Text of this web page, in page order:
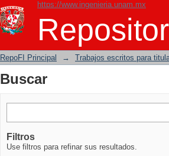
https://www.ingenieria.unam.mx
Buscar
RepoFI Principal → Trabajos escritos para
Buscar
Filtros
Use filtros para refinar sus resultados.